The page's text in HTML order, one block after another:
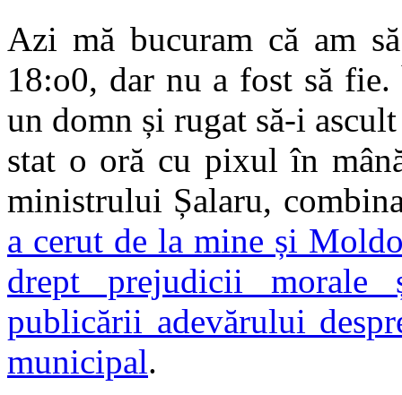
Azi mă bucuram că am
18:o0, dar nu a fost să
un domn și rugat să-i
stat o oră cu pixul în
ministrului Șalaru,
a cerut de la mine și
drept prejudicii morale
publicării adevărului
municipal.